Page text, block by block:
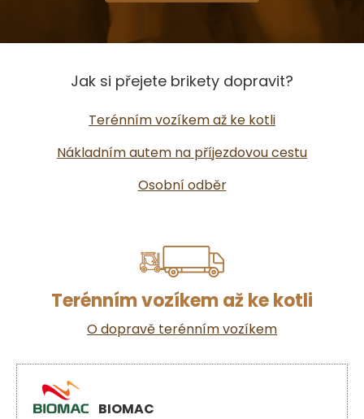
Jak si přejete brikety dopravit?
Terénním vozíkem až ke kotli
Nákladním autem na příjezdovou cestu
Osobní odběr
Terénním vozíkem až ke kotli
O dopravě terénním vozíkem
BIOMAC